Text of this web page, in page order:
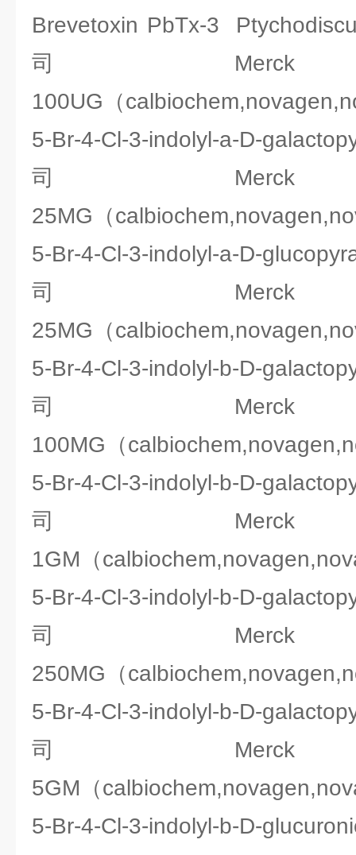
Brevetoxin PbTx-3
司Merck
100UG（
5-Br-4-Cl-3-indolyl-a-D-
司Merck
25MG（
5-Br-4-Cl-3-indolyl-a-D-
司Merck
25MG（
5-Br-4-Cl-3-indolyl-b-D-
司Merck
100MG（
5-Br-4-Cl-3-indolyl-b-D-
司Merck
1GM（
5-Br-4-Cl-3-indolyl-b-D-
司Merck
250MG（
5-Br-4-Cl-3-indolyl-b-D-
司Merck
5GM（
5-Br-4-Cl-3-indolyl-b-D-